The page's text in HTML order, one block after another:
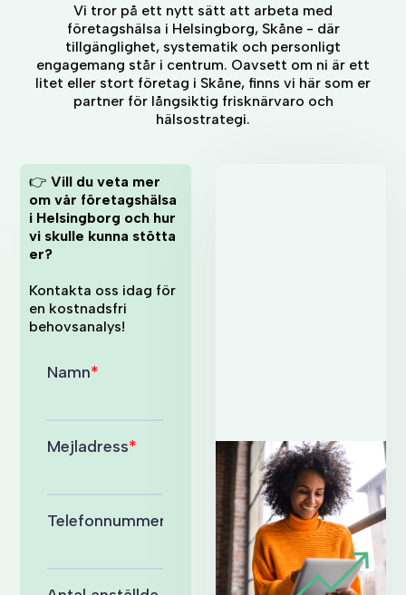
Vi tror på ett nytt sätt att arbeta med
företagshälsa i Helsingborg, Skåne - där
tillgänglighet, systematik och personligt
engagemang står i centrum. Oavsett om ni är ett
litet eller stort företag i Skåne, finns vi här som er
partner för långsiktig frisknärvaro och
hälsostrategi.
👉Vill du veta mer
om vår företagshälsa
i Helsingborg och hur
vi skulle kunna stötta
er?
Kontakta oss idag för
en kostnadsfri
behovsanalys!